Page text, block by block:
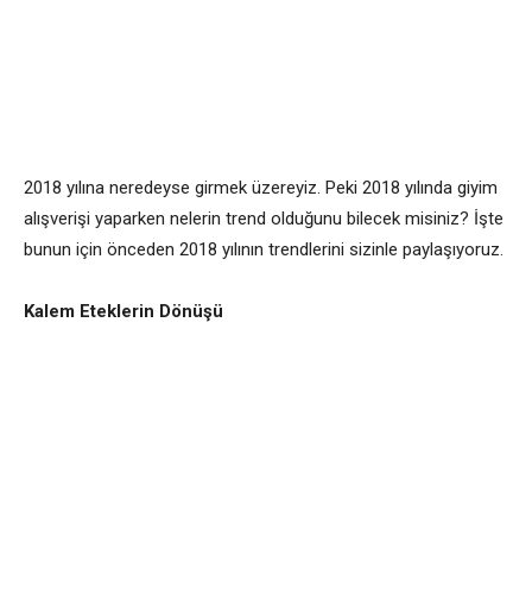
2018 yılına neredeyse girmek üzereyiz. Peki 2018 yılında giyim
alışverişi yaparken nelerin trend olduğunu bilecek misiniz? İşte
bunun için önceden 2018 yılının trendlerini sizinle paylaşıyoruz.
Kalem Eteklerin Dönüşü